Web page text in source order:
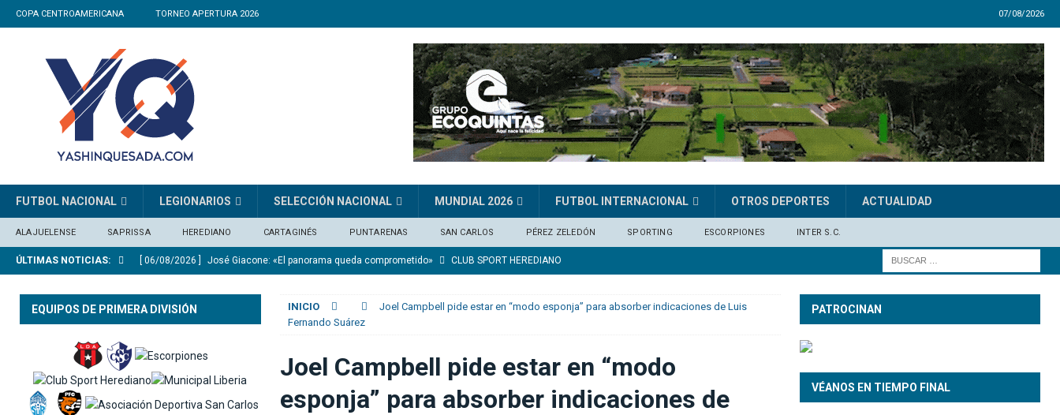
COPA CENTROAMERICANA TORNEO APERTURA 2026 07/08/2026
FUTBOL NACIONAL LEGIONARIOS SELECCIÓN NACIONAL MUNDIAL 2026 FUTBOL INTERNACIONAL OTROS DEPORTES ACTUALIDAD
ALAJUELENSE SAPRISSA HEREDIANO CARTAGINÉS PUNTARENAS SAN CARLOS PÉREZ ZELEDÓN SPORTING ESCORPIONES INTER S.C.
ÚLTIMAS NOTICIAS: [ 06/08/2026 ] José Giacone: «El panorama queda comprometido» CLUB SPORT HEREDIANO
[ 06/08/2026 ] Medford: “En el Mundial vi equipos ganando en el último minuto y nadie decía nada”
Osael Maroto sobre la ausencia de Costa Rica en el Mundial: “Seguirá doliendo un buen rato más”
INICIO
Joel Campbell pide estar en “modo esponja” para absorber indicaciones de Luis
Fernando Suárez
Joel Campbell pide estar en “modo
esponja” para absorber indicaciones de
EQUIPOS DE PRIMERA DIVISIÓN PATROCINAN
VÉANOS EN TIEMPO FINAL